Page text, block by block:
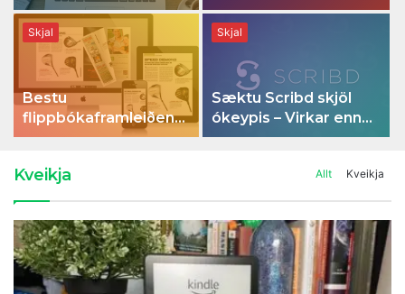
þinn
Skjal
Bestu
flippbókaframleiðendurnir
fyrir faglega og
Skjal
Sæktu Scribd skjöl
ókeypis – Virkar enn
árið 2022!
Kveikja Allt Kveikja